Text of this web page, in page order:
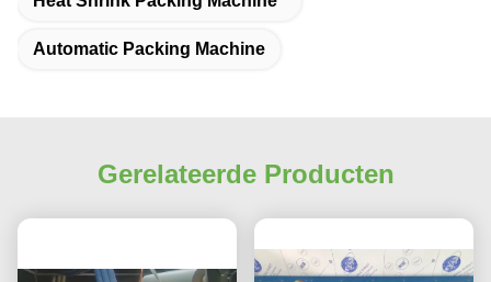
Automatic Packing Machine
Gerelateerde Producten